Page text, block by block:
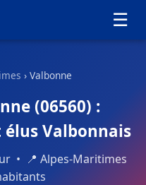
☰
› Valbonne
(06560) :
élus Valbonnais
• 📍 Alpes-Maritimes